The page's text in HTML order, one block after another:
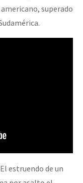
superado
estruendo de un